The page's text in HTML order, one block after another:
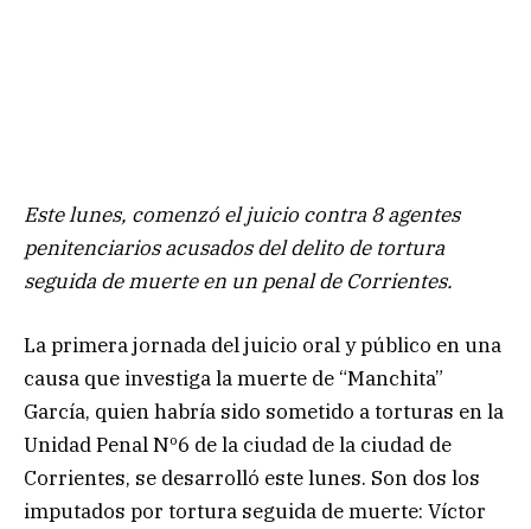
Este lunes, comenzó el juicio contra 8 agentes
penitenciarios acusados del delito de tortura
seguida de muerte en un penal de Corrientes.
La primera jornada del juicio oral y público en una
causa que investiga la muerte de “Manchita”
García, quien habría sido sometido a torturas en la
Unidad Penal Nº6 de la ciudad de la ciudad de
Corrientes, se desarrolló este lunes. Son dos los
imputados por tortura seguida de muerte: Víctor